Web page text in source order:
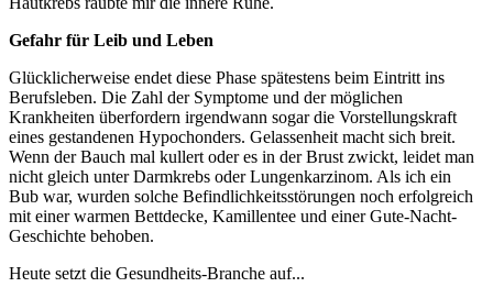
Gefahr für Leib und Leben
Glücklicherweise endet diese Phase spätestens beim Eintritt ins
Berufsleben. Die Zahl der Symptome und der möglichen
Krankheiten überfordern irgendwann sogar die Vorstellungskraft
eines gestandenen Hypochonders. Gelassenheit macht sich breit.
Wenn der Bauch mal kullert oder es in der Brust zwickt, leidet man
nicht gleich unter Darmkrebs oder Lungenkarzinom. Als ich ein
Bub war, wurden solche Befindlichkeitsstörungen noch erfolgreich
mit einer warmen Bettdecke, Kamillentee und einer Gute-Nacht-
Geschichte behoben.
Heute setzt die Gesundheits-Branche auf...